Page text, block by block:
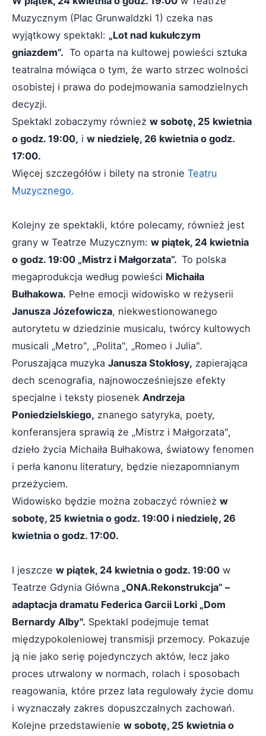
Muzycznym (Plac Grunwaldzki 1) czeka nas
wyjątkowy spektakl: „Lot nad kukułczym
gniazdem”. To oparta na kultowej powieści sztuka
teatralna mówiąca o tym, że warto strzec wolności
osobistej i prawa do podejmowania samodzielnych
decyzji.
Spektakl zobaczymy również w sobotę, 25 kwietnia
o godz. 19:00, i w niedzielę, 26 kwietnia o godz.
17:00.
Więcej szczegółów i bilety na stronie Teatru
Muzycznego.
Kolejny ze spektakli, które polecamy, również jest
grany w Teatrze Muzycznym: w piątek, 24 kwietnia
o godz. 19:00 „Mistrz i Małgorzata”. To polska
megaprodukcja według powieści Michaiła
Bułhakowa. Pełne emocji widowisko w reżyserii
Janusza Józefowicza, niekwestionowanego
autorytetu w dziedzinie musicalu, twórcy kultowych
musicali „Metro", „Polita", „Romeo i Julia".
Poruszająca muzyka Janusza Stokłosy, zapierająca
dech scenografia, najnowocześniejsze efekty
specjalne i teksty piosenek Andrzeja
Poniedzielskiego, znanego satyryka, poety,
konferansjera sprawią że „Mistrz i Małgorzata",
dzieło życia Michaiła Bułhakowa, światowy fenomen
i perła kanonu literatury, będzie niezapomnianym
przeżyciem.
Widowisko będzie można zobaczyć również w
sobotę, 25 kwietnia o godz. 19:00 i niedzielę, 26
kwietnia o godz. 17:00.
I jeszcze w piątek, 24 kwietnia o godz. 19:00 w
Teatrze Gdynia Główna „ONA.Rekonstrukcja” –
adaptacja dramatu Federica Garcii Lorki „Dom
Bernardy Alby". Spektakl podejmuje temat
międzypokoleniowej transmisji przemocy. Pokazuje
ją nie jako serię pojedynczych aktów, lecz jako
proces utrwalony w normach, rolach i sposobach
reagowania, które przez lata regulowały życie domu
i wyznaczały zakres dopuszczalnych zachowań.
Kolejne przedstawienie w sobotę, 25 kwietnia o